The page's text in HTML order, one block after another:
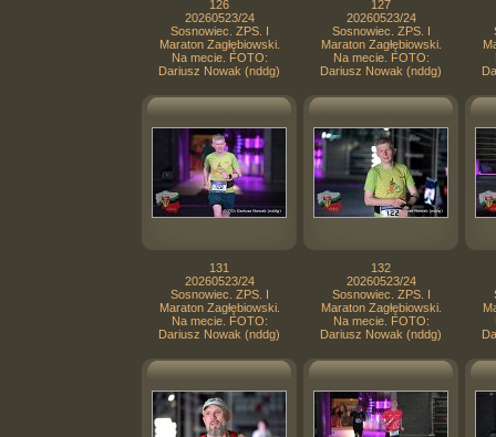
126
20260523/24
Sosnowiec. ZPS. I
Maraton Zagłębiowski.
Na mecie. FOTO:
Dariusz Nowak (nddg)
127
20260523/24
Sosnowiec. ZPS. I
Maraton Zagłębiowski.
Na mecie. FOTO:
Dariusz Nowak (nddg)
131
20260523/24
Sosnowiec. ZPS. I
Maraton Zagłębiowski.
Na mecie. FOTO:
Dariusz Nowak (nddg)
132
20260523/24
Sosnowiec. ZPS. I
Maraton Zagłębiowski.
Na mecie. FOTO:
Dariusz Nowak (nddg)